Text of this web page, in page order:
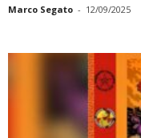
Marco Segato - 12/09/2025